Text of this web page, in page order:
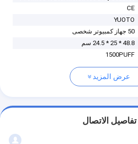
CE
YUOTO
50 جهاز كمبيوتر شخصى
48.8 * 25 * 24.5 سم
1500PUFF
عرض المزيد
تفاصيل الاتصال